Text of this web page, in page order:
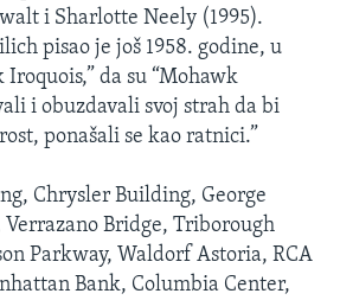
i Sharlotte Neely (1995).
pisao je još 1958. godine, u
da su “Mohawk
i obuzdavali svoj strah da bi
ponašali se kao ratnici.”
Chrysler Building, George
Bridge, Triborough
Parkway, Waldorf Astoria, RCA
Bank, Columbia Center,